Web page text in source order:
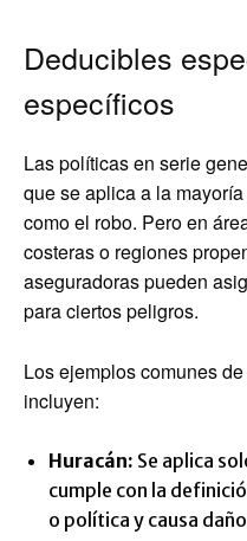
Deducibles
específicos
Las políticas en serie
que se aplica a la
como el robo. Pero en
costeras o regiones
aseguradoras pueden
para ciertos peligros.
Los ejemplos comunes
incluyen:
Huracán: Se aplica
cumple con la
o política y causa